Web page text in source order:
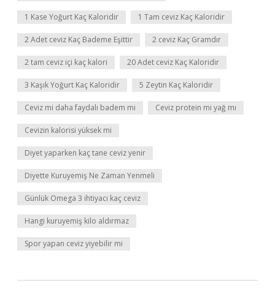
1 Kase Yoğurt Kaç Kaloridir 1 Tam ceviz Kaç Kaloridir
2 Adet ceviz Kaç Bademe Eşittir 2 ceviz Kaç Gramdır
2 tam ceviz içi kaç kalori 20 Adet ceviz Kaç Kaloridir
3 Kaşık Yoğurt Kaç Kaloridir 5 Zeytin Kaç Kaloridir
Ceviz mi daha faydalı badem mi Ceviz protein mi yağ mı
Cevizin kalorisi yüksek mi
Diyet yaparken kaç tane ceviz yenir
Diyette Kuruyemiş Ne Zaman Yenmeli
Günlük Omega 3 ihtiyacı kaç ceviz
Hangi kuruyemiş kilo aldırmaz
Spor yapan ceviz yiyebilir mi